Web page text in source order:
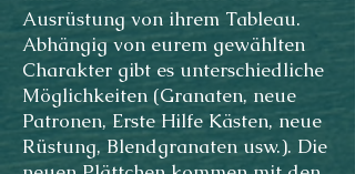
Ausrüstung von ihrem Tableau.
Abhängig von eurem gewählten
Charakter gibt es unterschiedliche
Möglichkeiten (Granaten, neue
Patronen, Erste Hilfe Kästen, neue
Rüstung, Blendgranaten usw.). Die